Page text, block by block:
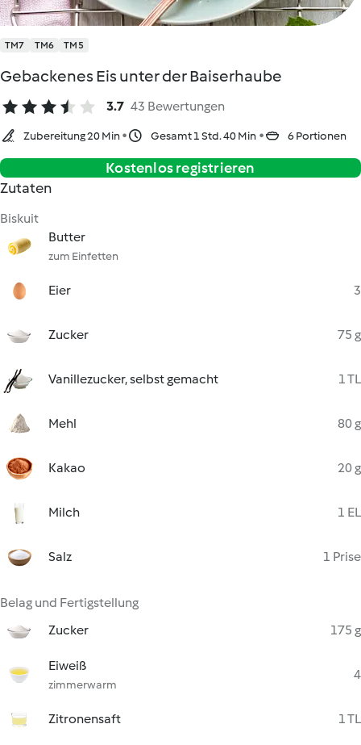
TM7 TM6 TM5
Gebackenes Eis unter der Baiserhaube
3.7 43 Bewertungen
Zubereitung 20 Min Gesamt 1 Std. 40 Min 6 Portionen
Kostenlos registrieren
Zutaten
Biskuit
Butter
zum Einfetten
Eier 3
Zucker 75 g
Vanillezucker, selbst gemacht 1 TL
Mehl 80 g
Kakao 20 g
Milch 1 EL
Salz 1 Prise
Belag und Fertigstellung
Zucker
175 g
Eiweiß
zimmerwarm
4
Zitronensaft 1 TL